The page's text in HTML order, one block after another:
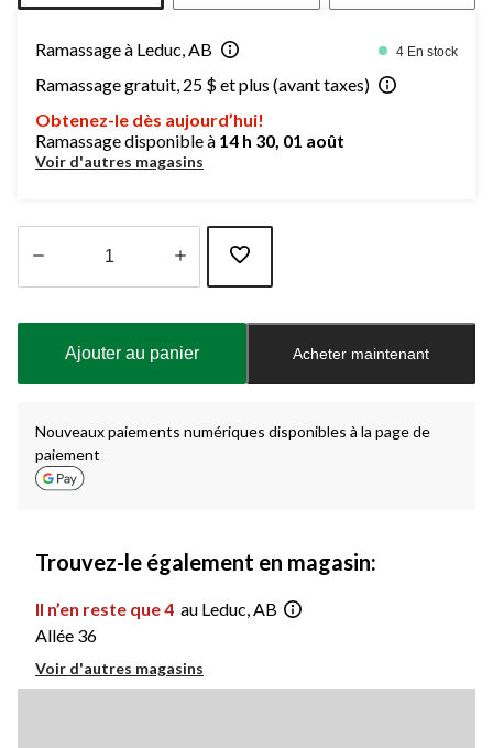
Ramassage à Leduc, AB 4 En stock
Ramassage gratuit, 25 $ et plus (avant taxes)
Obtenez-le dès aujourd’hui!
Ramassage disponible à 14 h 30, 01 août
Voir d'autres magasins
à
Ajouter au panier Acheter maintenant
Nouveaux paiements numériques disponibles à la page de
paiement
Trouvez-le également en magasin:
Il n’en reste que 4 au Leduc, AB
Allée 36
Voir d'autres magasins